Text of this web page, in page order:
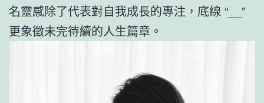
名靈感除了代表對自我成長的專注，底線 “__”
更象徵未完待續的人生篇章。